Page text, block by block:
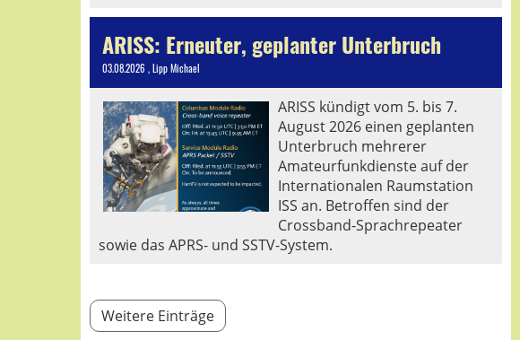
ARISS: Erneuter, geplanter Unterbruch
03.08.2026 , Lipp Michael
ARISS kündigt vom 5. bis 7.
August 2026 einen geplanten
Unterbruch mehrerer
Amateurfunkdienste auf der
Internationalen Raumstation
ISS an. Betroffen sind der
Crossband-Sprachrepeater
sowie das APRS- und SSTV-System.
Weitere Einträge